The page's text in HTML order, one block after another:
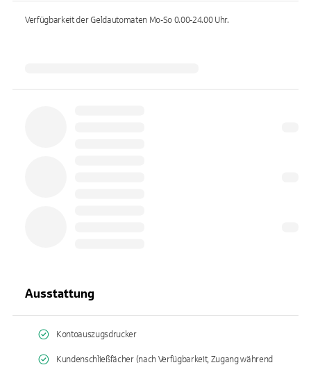
Verfügbarkeit der Geldautomaten Mo-So 0.00-24.00Uhr.
Ausstattung
Kontoauszugsdrucker
Kundenschließfächer (nach Verfügbarkeit, Zugang während